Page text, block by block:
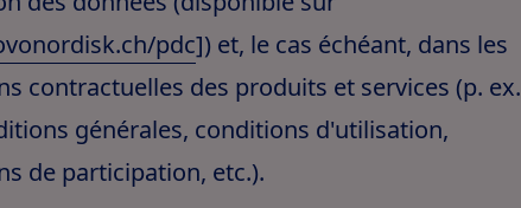
pdc]) et, le cas échéant, dans les
contractuelles des produits et services (p. ex.
générales, conditions d'utilisation,
de participation, etc.).